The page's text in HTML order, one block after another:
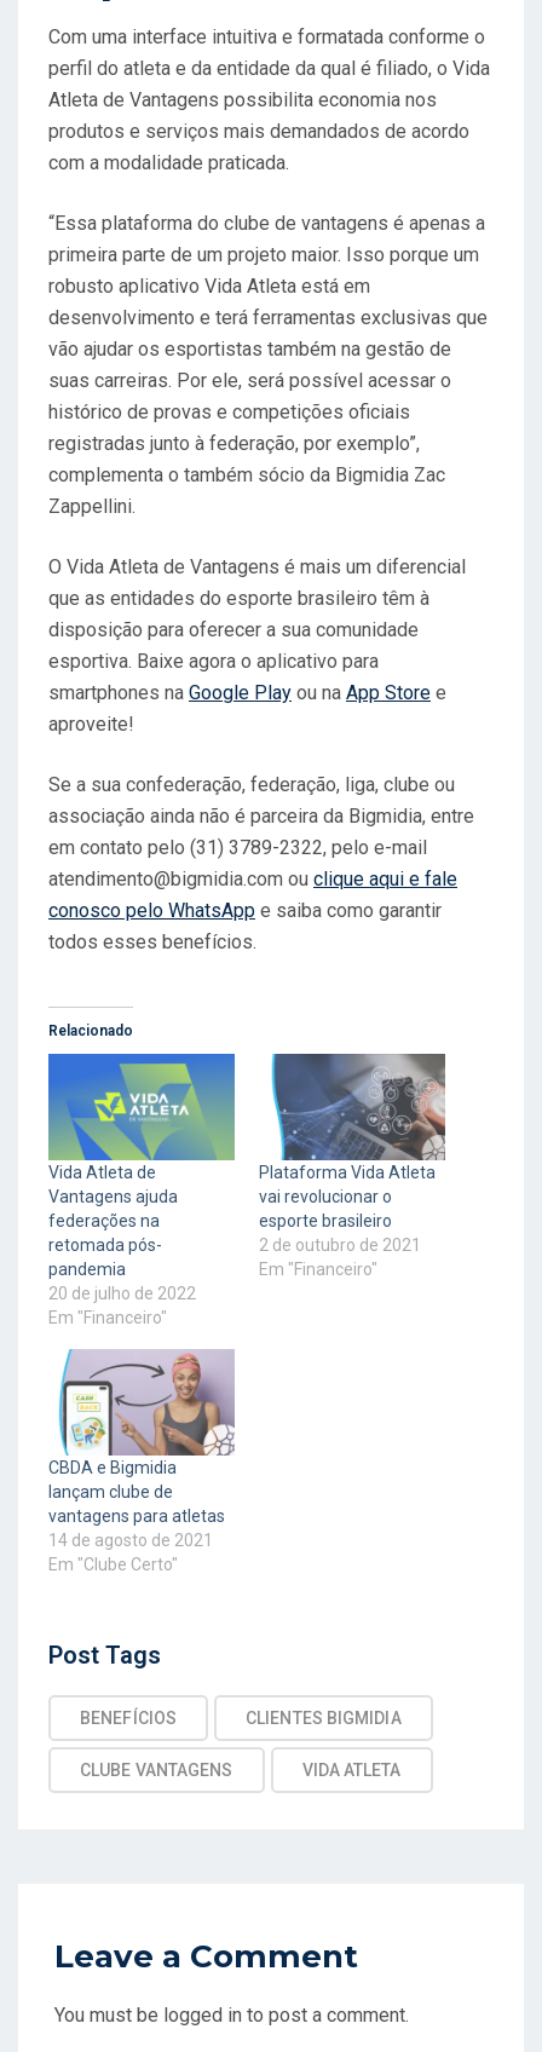
Com uma interface intuitiva e formatada conforme o
perfil do atleta e da entidade da qual é filiado, o Vida
Atleta de Vantagens possibilita economia nos
produtos e serviços mais demandados de acordo
com a modalidade praticada.
“Essa plataforma do clube de vantagens é apenas a
primeira parte de um projeto maior. Isso porque um
robusto aplicativo Vida Atleta está em
desenvolvimento e terá ferramentas exclusivas que
vão ajudar os esportistas também na gestão de
suas carreiras. Por ele, será possível acessar o
histórico de provas e competições oficiais
registradas junto à federação, por exemplo”,
complementa o também sócio da Bigmidia Zac
Zappellini.
O Vida Atleta de Vantagens é mais um diferencial
que as entidades do esporte brasileiro têm à
disposição para oferecer a sua comunidade
esportiva. Baixe agora o aplicativo para
smartphones na Google Play ou na App Store e
aproveite!
Se a sua confederação, federação, liga, clube ou
associação ainda não é parceira da Bigmidia, entre
em contato pelo (31) 3789-2322, pelo e-mail
atendimento@bigmidia.com ou clique aqui e fale
conosco pelo WhatsApp e saiba como garantir
todos esses benefícios.
Relacionado
Vida Atleta de
Vantagens ajuda
federações na
retomada pós-
pandemia
20 de julho de 2022
Em "Financeiro"
Plataforma Vida Atleta
vai revolucionar o
esporte brasileiro
2 de outubro de 2021
Em "Financeiro"
CBDA e Bigmidia
lançam clube de
vantagens para atletas
14 de agosto de 2021
Em "Clube Certo"
Post Tags
BENEFÍCIOS CLIENTES BIGMIDIA
CLUBE VANTAGENS VIDA ATLETA
Leave a Comment
You must be logged in to post a comment.